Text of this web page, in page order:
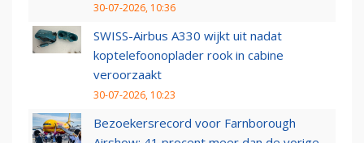
30-07-2026, 10:36
SWISS-Airbus A330 wijkt uit nadat
koptelefoonoplader rook in cabine
veroorzaakt
30-07-2026, 10:23
Bezoekersrecord voor Farnborough